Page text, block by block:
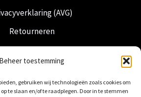
Beheer toestemming
gebruiken wij technologieën zoals cookies om
te slaan en/of te raadplegen. Door in te stemmen
(AVG)
Retourneren
& Levering
Regalia